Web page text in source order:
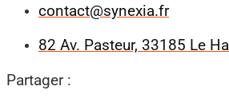
contact@synexia.fr
82 Av. Pasteur, 33185 Le
Partager :